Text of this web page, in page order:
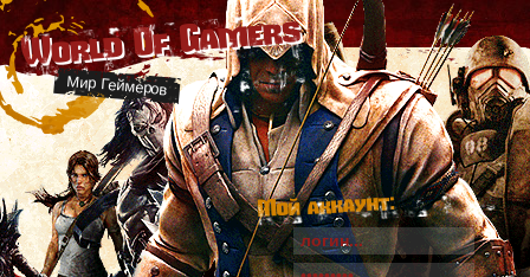
World Of Gamers
Мир Геймеров
Мой аккаунт: